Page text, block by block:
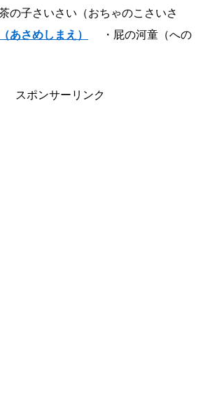
の子さいさい（おちゃのこさいさ
あさめしまえ）
・屁の河童（への
スポンサーリンク